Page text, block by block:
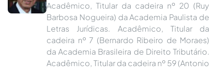
Acadêmico, Titular da cadeira nº 20 (Ruy
Barbosa Nogueira) da Academia Paulista de
Letras Jurídicas. Acadêmico, Titular da
cadeira nº 7 (Bernardo Ribeiro de Moraes)
da Academia Brasileira de Direito Tributário.
Acadêmico, Titular da cadeira nº 59 (Antonio